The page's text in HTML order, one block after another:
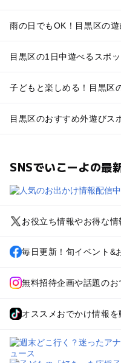
雨の日でもOK！目黒区の遊
目黒区の1日中遊べるスポッ
子どもと楽しめる！目黒区
目黒区のおすすめ外遊びス
SNSでいこーよの最
お役立ち情報やお得な情
毎日更新！旬イベント&
無料招待企画や話題のお
オススメおでかけ情報を